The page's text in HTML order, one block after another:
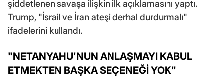
şiddetlenen savaşa ilişkin ilk açıklamasını yaptı.
Trump, "İsrail ve İran ateşi derhal durdurmalı"
ifadelerini kullandı.
"NETANYAHU'NUN ANLAŞMAYI KABUL
ETMEKTEN BAŞKA SEÇENEĞİ YOK"